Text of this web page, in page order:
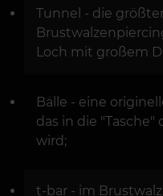
Tunnel - die
Loch mit großem
Bälle - eine
das in die
wird;
t-bar - im